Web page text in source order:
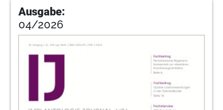
88 Muller
90
Ausgabe:
04/2026